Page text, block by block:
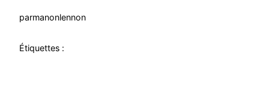
parmanonlennon
Étiquettes :